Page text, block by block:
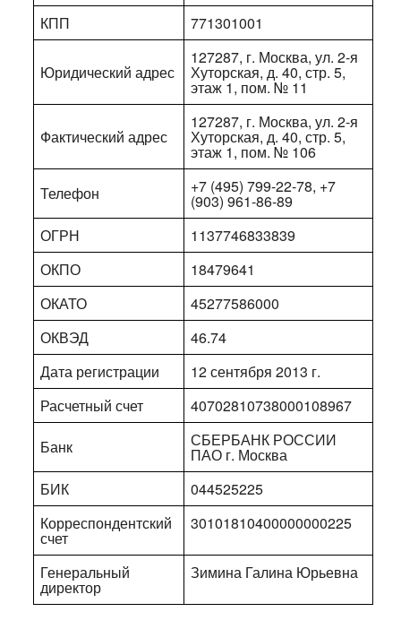
КПП
771301001
Юридический адрес
127287, г. Москва, ул. 2-я
Хуторская, д. 40, стр. 5,
этаж 1, пом. № 11
Фактический адрес
127287, г. Москва, ул. 2-я
Хуторская, д. 40, стр. 5,
этаж 1, пом. № 106
Телефон
+7 (495) 799-22-78, +7
(903) 961-86-89
ОГРН
1137746833839
ОКПО
18479641
ОКАТО
45277586000
ОКВЭД
46.74
Дата регистрации
12 сентября 2013 г.
Расчетный счет
40702810738000108967
Банк
СБЕРБАНК РОССИИ
ПАО г. Москва
БИК
044525225
Корреспондентский
счет
30101810400000000225
Генеральный
директор
Зимина Галина Юрьевна